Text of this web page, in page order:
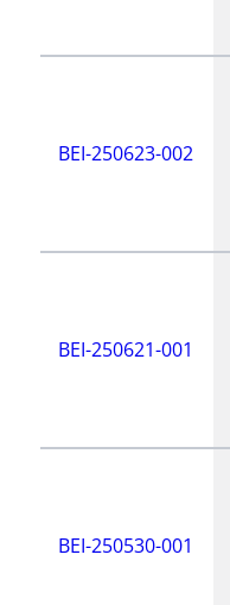
BEI-250623-002
BEI-250621-001
BEI-250530-001